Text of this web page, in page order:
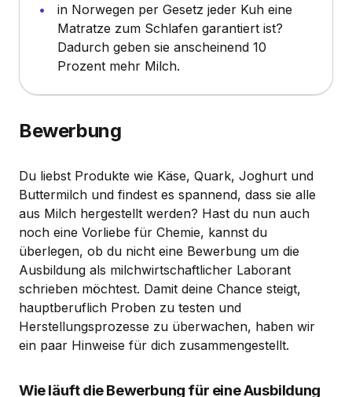
in Norwegen per Gesetz jeder Kuh eine
Matratze zum Schlafen garantiert ist?
Dadurch geben sie anscheinend 10
Prozent mehr Milch.
Bewerbung
Du liebst Produkte wie Käse, Quark, Joghurt und
Buttermilch und findest es spannend, dass sie alle
aus Milch hergestellt werden? Hast du nun auch
noch eine Vorliebe für Chemie, kannst du
überlegen, ob du nicht eine Bewerbung um die
Ausbildung als milchwirtschaftlicher Laborant
schrieben möchtest. Damit deine Chance steigt,
hauptberuflich Proben zu testen und
Herstellungsprozesse zu überwachen, haben wir
ein paar Hinweise für dich zusammengestellt.
Wie läuft die Bewerbung für eine Ausbildung